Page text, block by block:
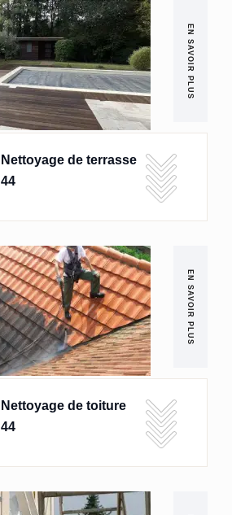
EN SAVOIR PLUS
Nettoyage de terrasse
44
EN SAVOIR PLUS
Nettoyage de toiture
44